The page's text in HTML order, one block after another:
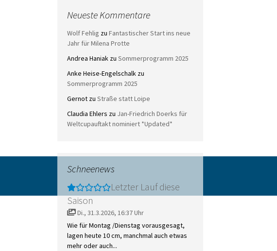
Neueste Kommentare
Wolf Fehlig zu Fantastischer Start ins neue
Jahr für Milena Protte
Andrea Haniak zu Sommerprogramm 2025
Anke Heise-Engelschalk zu
Sommerprogramm 2025
Gernot zu Straße statt Loipe
Claudia Ehlers zu Jan-Friedrich Doerks für
Weltcupauftakt nominiert *Updated*
Schneenews
Letzter Lauf diese
Saison
Di., 31.3.2026, 16:37 Uhr
Wie für Montag /Dienstag vorausgesagt,
lagen heute 10 cm, manchmal auch etwas
mehr oder auch...